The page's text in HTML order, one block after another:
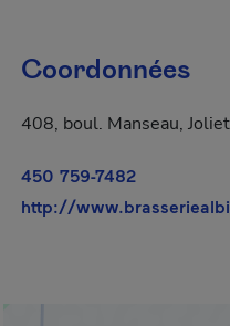
Coordonnées
408, boul. Manseau,
450 759-7482
http://